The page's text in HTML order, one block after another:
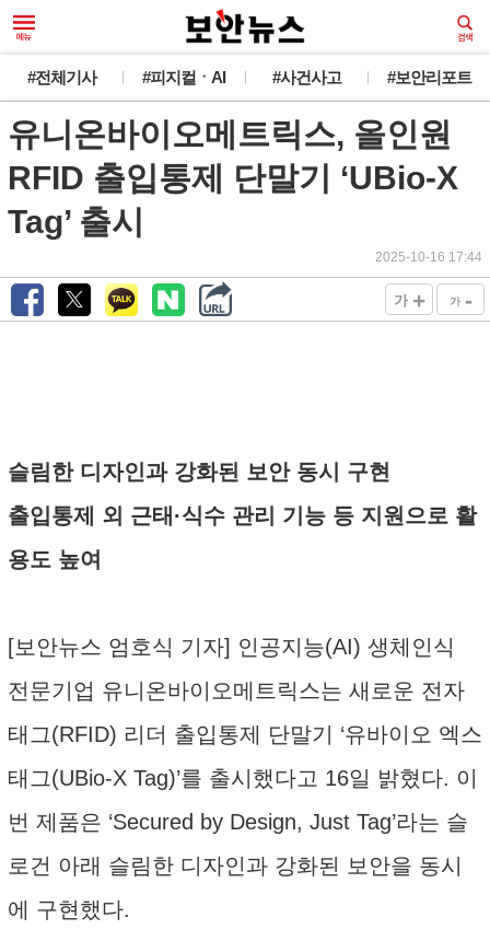
#전체기사 #피지컬ㆍAI #사건사고 #보안리포트
유니온바이오메트릭스, 올인원
RFID 출입통제 단말기 ‘UBio-X
Tag’ 출시
2025-10-16 17:44
가 + 가 -
슬림한 디자인과 강화된 보안 동시 구현
출입통제 외 근태·식수 관리 기능 등 지원으로 활
용도 높여
[보안뉴스 엄호식 기자] 인공지능(AI) 생체인식
전문기업 유니온바이오메트릭스는 새로운 전자
태그(RFID) 리더 출입통제 단말기 ‘유바이오 엑스
태그(UBio-X Tag)’를 출시했다고 16일 밝혔다. 이
번 제품은 ‘Secured by Design, Just Tag’라는 슬
로건 아래 슬림한 디자인과 강화된 보안을 동시
에 구현했다.